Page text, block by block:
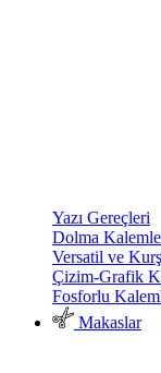
Yazı Gereçleri
Dolma
Versatil ve
Çizim-Grafik
Fosforlu
Makaslar